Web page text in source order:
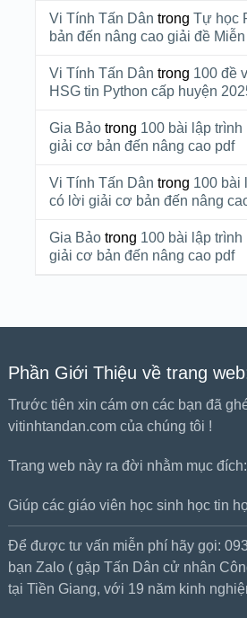
Vi Tính Tấn Dân trong Tự học
bản đến nâng cao giải đề
Vi Tính Tấn Dân trong 100 đề
HSG tin Python cấp huyện
Gia Bảotrong 100 bài lập
giải cơ bản đến nâng cao pdf
Vi Tính Tấn Dân trong 100 bài
có lời giải cơ bản đến nâng
Gia Bảotrong 100 bài lập
giải cơ bản đến nâng cao pdf
Phần Giới Thiệu về trang
Trước tiên xin cám ơn các bạn đã
vitinhtandan.com của chúng tôi !
Trang web này ra đời nhằm mục đích:
Giúp các giáo viên học sinh học tin
Để được tư vấn miễn phí hãy gọi:
bạn Zalo ( gặp Tấn Dân cử nhân
tại Tiền Giang, với 19 năm kinh